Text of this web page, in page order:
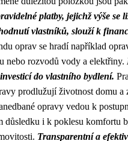
platby, jejichž výše se
vlastníků, slouží k
oprav se hradí například
nebo rozvodů vody a elektřiny.
do vlastního bydlení.
prodlužují životnost domu a
opravy vedou k
důsledku i k poklesu komfortu
Transparentní a